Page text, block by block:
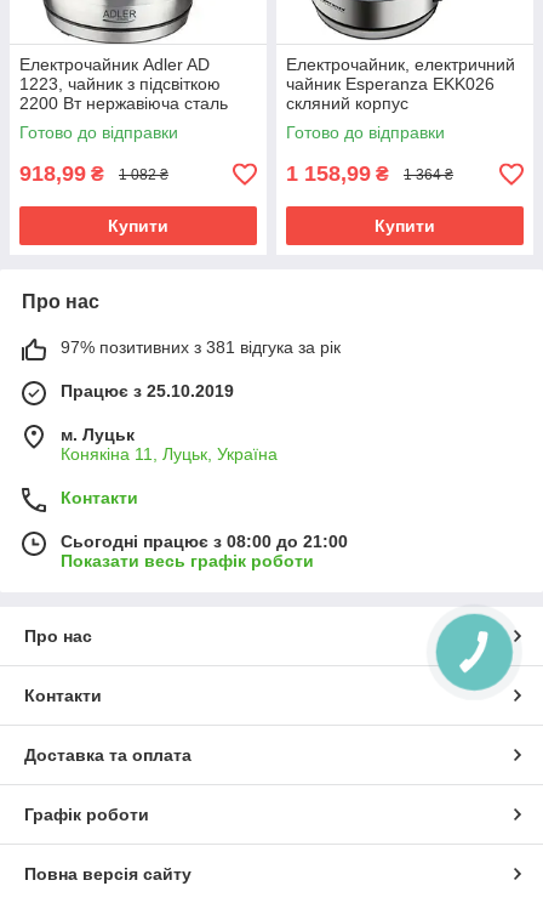
Електрочайник Adler AD
1223, чайник з підсвіткою
2200 Вт нержавіюча сталь
Готово до відправки
918,99 ₴ 1 082 ₴
Купити
Електрочайник, електричний
чайник Esperanza EKK026
скляний корпус
Готово до відправки
1 158,99 ₴ 1 364 ₴
Купити
Про нас
97% позитивних з 381 відгука за рік
Працює з 25.10.2019
м. Луцьк
Конякіна 11, Луцьк, Україна
Контакти
Сьогодні працює з 08:00 до 21:00
Показати весь графік роботи
Про нас
Контакти
Доставка та оплата
Графік роботи
Повна версія сайту